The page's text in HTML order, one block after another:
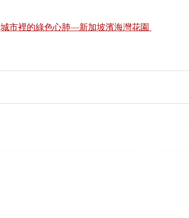
城市裡的綠色心肺—新加坡濱海灣花園